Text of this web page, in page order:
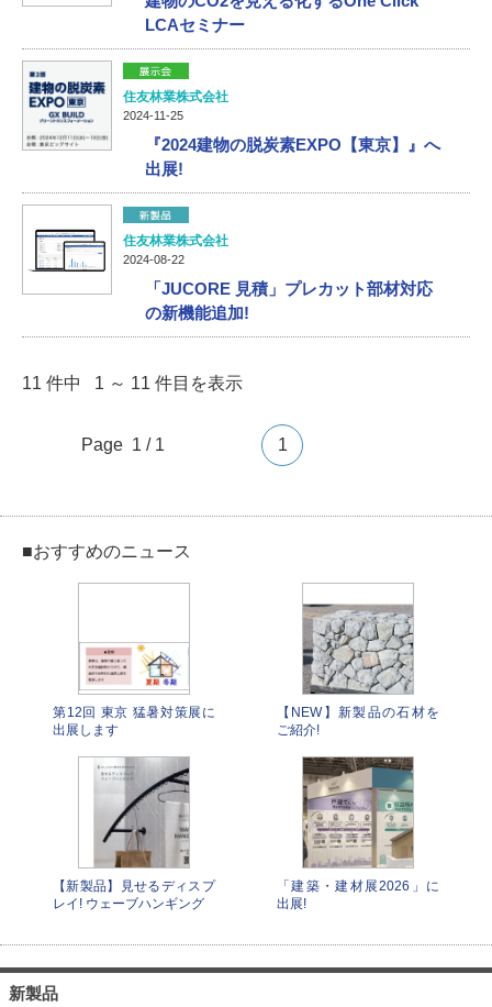
LCAセミナー
住友林業株式会社
2024-11-25
『2024建物の脱炭素EXPO【東京】』へ
出展!
住友林業株式会社
2024-08-22
「JUCORE 見積」プレカット部材対応
の新機能追加!
11 件中 1 ～ 11 件目を表示
Page 1 / 1 1
■おすすめのニュース
第12回 東京 猛暑対策展に
出展します
【NEW】新製品の石材を
ご紹介!
【新製品】見せるディスプ
レイ! ウェーブハンギング
「建築・建材展2026」に
出展!
新製品